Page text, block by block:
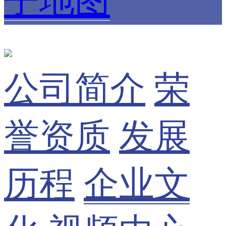
公司简介 荣
誉资质 发展
历程 企业文